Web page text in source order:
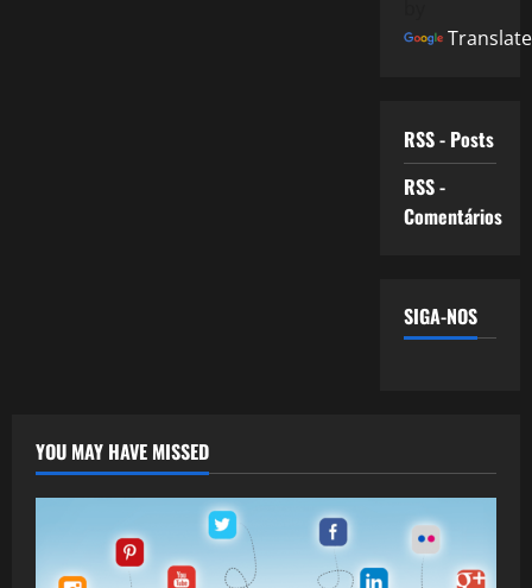
Translate
RSS - Posts
RSS -
Comentários
SIGA-NOS
YOU MAY HAVE MISSED